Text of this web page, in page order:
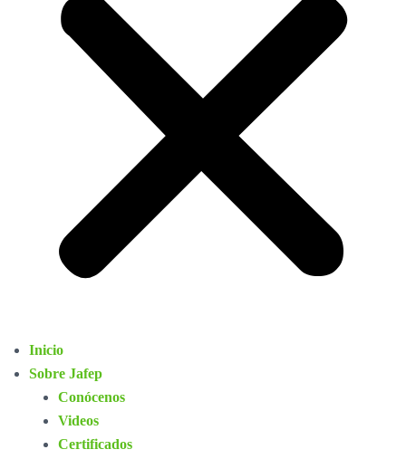
Inicio
Sobre Jafep
Conócenos
Videos
Certificados